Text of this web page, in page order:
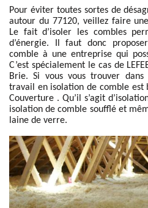
Pour éviter toutes sortes de
autour du 77120, veillez faire
Le fait d’isoler les combles
d’énergie. Il faut donc
comble à une entreprise qui
C’est spécialement le cas de
Brie. Si vous vous trouver
travail en isolation de comble est
Couverture . Qu’il s’agit
isolation de comble soufflé et
laine de verre.